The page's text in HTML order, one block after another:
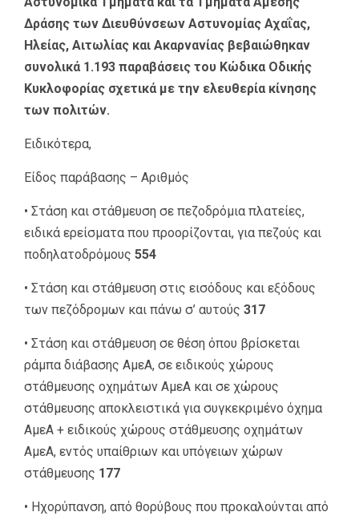
Δράσης των Διευθύνσεων Αστυνομίας Αχαΐας,
Ηλείας, Αιτωλίας και Ακαρνανίας βεβαιώθηκαν
συνολικά 1.193 παραβάσεις του Κώδικα Οδικής
Κυκλοφορίας σχετικά με την ελευθερία κίνησης
των πολιτών.
Ειδικότερα,
Είδος παράβασης – Αριθμός
• Στάση και στάθμευση σε πεζοδρόμια πλατείες,
ειδικά ερείσματα που προορίζονται, για πεζούς και
ποδηλατοδρόμους 554
• Στάση και στάθμευση στις εισόδους και εξόδους
των πεζόδρομων και πάνω σ’ αυτούς 317
• Στάση και στάθμευση σε θέση όπου βρίσκεται
ράμπα διάβασης ΑμεΑ, σε ειδικούς χώρους
στάθμευσης οχημάτων ΑμεΑ και σε χώρους
στάθμευσης αποκλειστικά για συγκεκριμένο όχημα
ΑμεΑ + ειδικούς χώρους στάθμευσης οχημάτων
ΑμεΑ, εντός υπαίθριων και υπόγειων χώρων
στάθμευσης 177
• Ηχορύπανση, από θορύβους που προκαλούνται από